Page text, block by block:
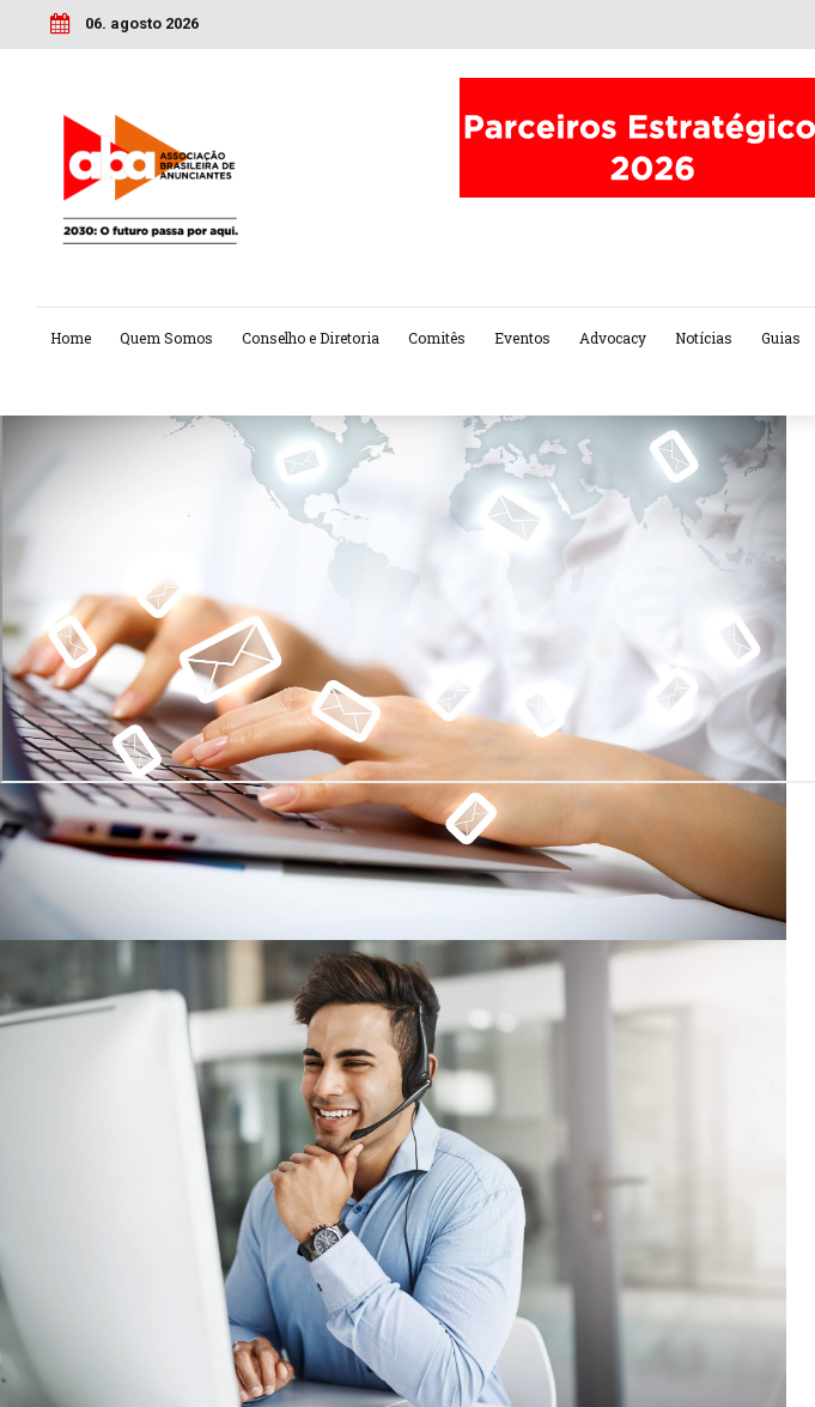
06. agosto 2026
Home Quem Somos Conselho e Diretoria Comitês Eventos Advocacy Notícias Guias